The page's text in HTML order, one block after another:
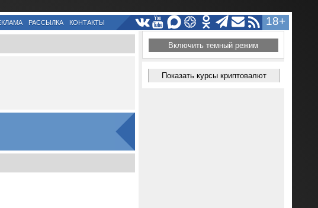
18+
РАССЫЛКА КОНТАКТЫ
Включить темный режим
Показать курсы криптовалют